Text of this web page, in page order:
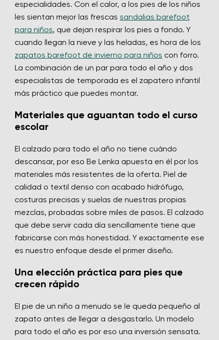
especialidades. Con el calor, a los pies de los niños
les sientan mejor las frescas sandalias barefoot
para niños, que dejan respirar los pies a fondo. Y
cuando llegan la nieve y las heladas, es hora de los
zapatos barefoot de invierno para niños con forro.
La combinación de un par para todo el año y dos
especialistas de temporada es el zapatero infantil
más práctico que puedes montar.
Materiales que aguantan todo el curso
escolar
El calzado para todo el año no tiene cuándo
descansar, por eso Be Lenka apuesta en él por los
materiales más resistentes de la oferta. Piel de
calidad o textil denso con acabado hidrófugo,
costuras precisas y suelas de nuestras propias
mezclas, probadas sobre miles de pasos. El calzado
que debe servir cada día sencillamente tiene que
fabricarse con más honestidad. Y exactamente ese
es nuestro enfoque desde el primer diseño.
Una elección práctica para pies que
crecen rápido
El pie de un niño a menudo se le queda pequeño al
zapato antes de llegar a desgastarlo. Un modelo
para todo el año es por eso una inversión sensata.